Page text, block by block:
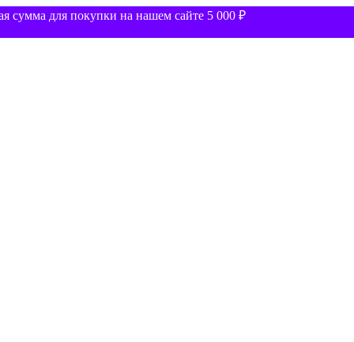
сумма для покупки на нашем сайте 5 000 ₽